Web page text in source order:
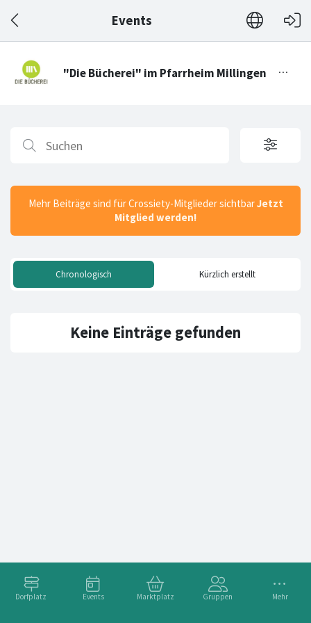
Events
Dorfplatz Events Marktplatz Gruppen Mehr
Mehr Beiträge sind für Crossiety-Mitglieder sichtbarJetzt
Mitglied werden!
Chronologisch Kürzlich erstellt
Keine Einträge gefunden